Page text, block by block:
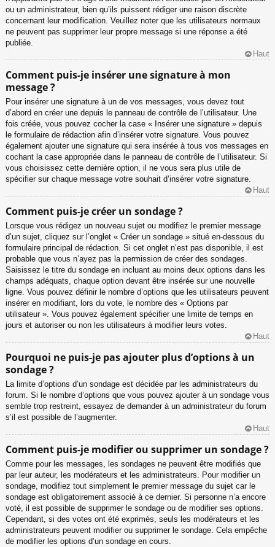
ou un administrateur, bien qu’ils puissent rédiger une raison discrète
concernant leur modification. Veuillez noter que les utilisateurs normaux
ne peuvent pas supprimer leur propre message si une réponse a été
publiée.
Haut
Comment puis-je insérer une signature à mon
message ?
Pour insérer une signature à un de vos messages, vous devez tout
d’abord en créer une depuis le panneau de contrôle de l’utilisateur. Une
fois créée, vous pouvez cocher la case « Insérer une signature » depuis
le formulaire de rédaction afin d’insérer votre signature. Vous pouvez
également ajouter une signature qui sera insérée à tous vos messages en
cochant la case appropriée dans le panneau de contrôle de l’utilisateur. Si
vous choisissez cette dernière option, il ne vous sera plus utile de
spécifier sur chaque message votre souhait d’insérer votre signature.
Haut
Comment puis-je créer un sondage ?
Lorsque vous rédigez un nouveau sujet ou modifiez le premier message
d’un sujet, cliquez sur l’onglet « Créer un sondage » situé en-dessous du
formulaire principal de rédaction. Si cet onglet n’est pas disponible, il est
probable que vous n’ayez pas la permission de créer des sondages.
Saisissez le titre du sondage en incluant au moins deux options dans les
champs adéquats, chaque option devant être insérée sur une nouvelle
ligne. Vous pouvez définir le nombre d’options que les utilisateurs peuvent
insérer en modifiant, lors du vote, le nombre des « Options par
utilisateur ». Vous pouvez également spécifier une limite de temps en
jours et autoriser ou non les utilisateurs à modifier leurs votes.
Haut
Pourquoi ne puis-je pas ajouter plus d’options à un
sondage ?
La limite d’options d’un sondage est décidée par les administrateurs du
forum. Si le nombre d’options que vous pouvez ajouter à un sondage vous
semble trop restreint, essayez de demander à un administrateur du forum
s’il est possible de l’augmenter.
Haut
Comment puis-je modifier ou supprimer un sondage ?
Comme pour les messages, les sondages ne peuvent être modifiés que
par leur auteur, les modérateurs et les administrateurs. Pour modifier un
sondage, modifiez tout simplement le premier message du sujet car le
sondage est obligatoirement associé à ce dernier. Si personne n’a encore
voté, il est possible de supprimer le sondage ou de modifier ses options.
Cependant, si des votes ont été exprimés, seuls les modérateurs et les
administrateurs peuvent modifier ou supprimer le sondage. Cela empêche
de modifier les options d’un sondage en cours.